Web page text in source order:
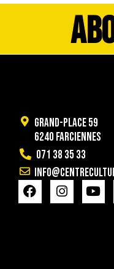
Grand-Place 59
6240 Farciennes
071 38 35 33